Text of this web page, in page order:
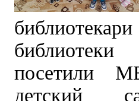
посетили
детский